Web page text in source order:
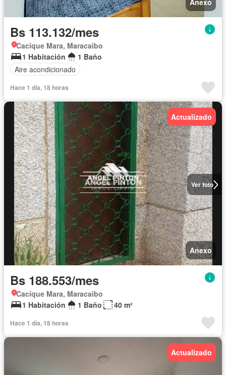
Anexo
Bs 113.132/mes
Cacique Mara, Maracaibo
1 Habitación
1 Baño
Aire acondicionado
Hace 1 día, 18 horas
Ver foto
Actualizado
Anexo
Bs 188.553/mes
Cacique Mara, Maracaibo
1 Habitación
1 Baño 40 m²
Hace 1 día, 18 horas
Actualizado